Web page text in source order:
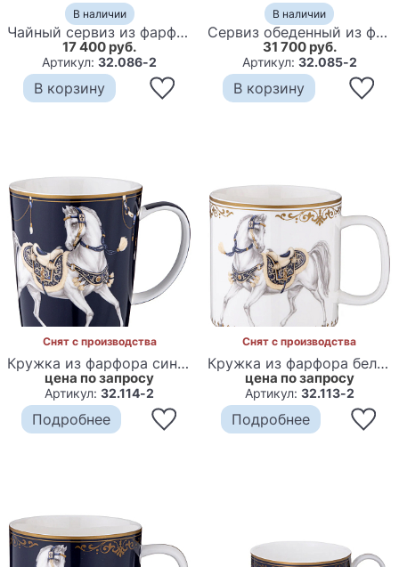
В наличии
Чайный сервиз из фарфора с изображением лошадей на 6 персон 15 предметов Porcelain Horse Set
17 400 руб.
Артикул:32.086-2
В корзину
В наличии
Сервиз обеденный из фарфора с изображением лошадей на 6 персон 23 предмета Porcelain Horse Set
31 700 руб.
Артикул: 32.085-2
В корзину
Снят с производства
Кружка из фарфора синяя с изображением лошади 400 мл Porcelain Horse Set
цена по запросу
Артикул:32.114-2
Подробнее
Снят с производства
Кружка из фарфора белая с изображением лошади 400 мл Porcelain Horse Set
цена по запросу
Артикул: 32.113-2
Подробнее